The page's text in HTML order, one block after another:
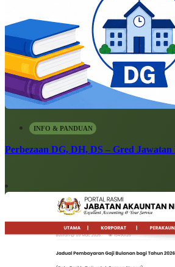
INFO & PANDUAN
Perbezaan DG, DH, DS – Gred